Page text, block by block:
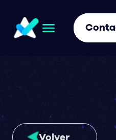
Volver